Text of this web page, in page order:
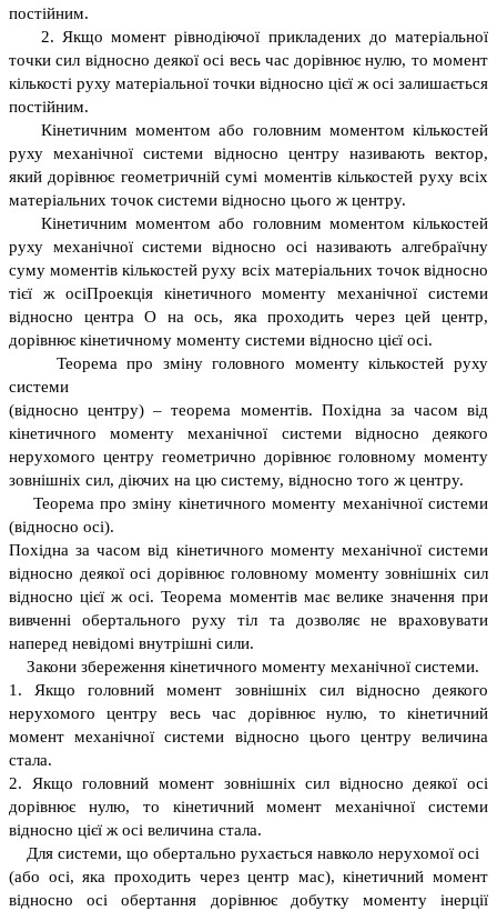
постійним.
2. Якщо момент рівнодіючої прикладених до матеріальної
точки сил відносно деякої осі весь час дорівнює нулю, то момент
кількості руху матеріальної точки відносно цієї ж осі залишається
постійним.
Кінетичним моментом або головним моментом кількостей
руху механічної системи відносно центру називають вектор,
який дорівнює геометричній сумі моментів кількостей руху всіх
матеріальних точок системи відносно цього ж центру.
Кінетичним моментом або головним моментом кількостей
руху механічної системи відносно осі називають алгебраїчну
суму моментів кількостей руху всіх матеріальних точок відносно
тієї ж осіПроекція кінетичного моменту механічної системи
відносно центра О на ось, яка проходить через цей центр,
дорівнює кінетичному моменту системи відносно цієї осі.
Теорема про зміну головного моменту кількостей руху
системи
(відносно центру) – теорема моментів. Похідна за часом від
кінетичного моменту механічної системи відносно деякого
нерухомого центру геометрично дорівнює головному моменту
зовнішніх сил, діючих на цю систему, відносно того ж центру.
Теорема про зміну кінетичного моменту механічної системи
(відносно осі).
Похідна за часом від кінетичного моменту механічної системи
відносно деякої осі дорівнює головному моменту зовнішніх сил
відносно цієї ж осі. Теорема моментів має велике значення при
вивченні обертального руху тіл та дозволяє не враховувати
наперед невідомі внутрішні сили.
Закони збереження кінетичного моменту механічної системи.
1. Якщо головний момент зовнішніх сил відносно деякого
нерухомого центру весь час дорівнює нулю, то кінетичний
момент механічної системи відносно цього центру величина
стала.
2. Якщо головний момент зовнішніх сил відносно деякої осі
дорівнює нулю, то кінетичний момент механічної системи
відносно цієї ж осі величина стала.
Для системи, що обертально рухається навколо нерухомої осі
(або осі, яка проходить через центр мас), кінетичний момент
відносно осі обертання дорівнює добутку моменту інерції